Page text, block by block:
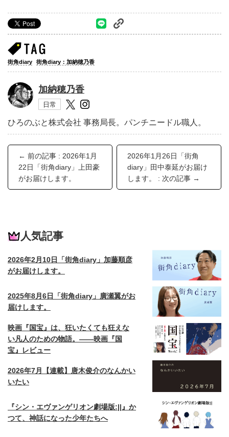
街角diary 街角diary：加納穂乃香
加納穂乃香
日常
ひろのぶと株式会社 事務局長。パンチニードル職人。
← 前の記事 : 2026年1月
22日「街角diary」上田豪
がお届けします。
2026年1月26日「街角
diary」田中泰延がお届け
します。 : 次の記事 →
人気記事
2026年2月10日「街角diary」加藤順彦
がお届けします。
2025年8月6日「街角diary」廣瀬翼がお
届けします。
映画『国宝』は、狂いたくても狂えな
い凡人のための物語。——映画『国
宝』レビュー
2026年7月【連載】唐木俊介のなんかい
いたい
『シン・エヴァンゲリオン劇場版:||』か
つて、神話になった少年たちへ